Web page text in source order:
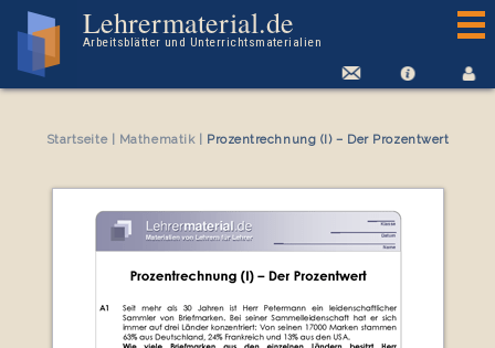
Lehrermaterial.de
Arbeitsblätter und Unterrichtsmaterialien
Startseite| Mathematik| Prozentrechnung (I) – Der Prozentwert